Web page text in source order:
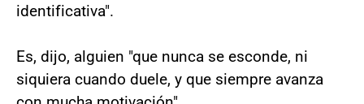
identificativa".
Es, dijo, alguien "que nunca se esconde, ni
siquiera cuando duele, y que siempre avanza